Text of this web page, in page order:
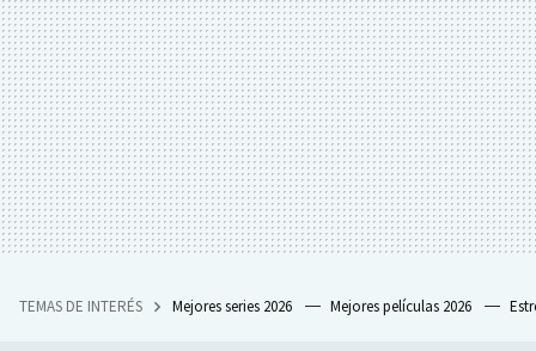
TEMAS DE INTERÉS Mejores series 2026 Mejores películas 2026